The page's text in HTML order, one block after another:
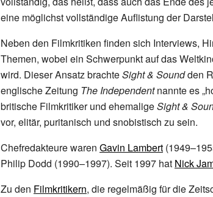
eine möglichst vollständige Auflistung der
Neben den Filmkritiken finden sich Interviews,
Themen, wobei ein Schwerpunkt auf das
wird. Dieser Ansatz brachteSight & Soundden
englische Zeitung The Independentnannte es
britische Filmkritiker und ehemaligeSight &
vor, elitär, puritanisch und snobistisch zu sein.
Chefredakteure waren Gavin Lambert
Philip Dodd (1990–1997). Seit 1997 hat Nick
Zu den Filmkritikern, die regelmäßig für die